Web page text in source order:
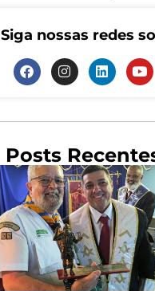
Siga nossas redes
Posts